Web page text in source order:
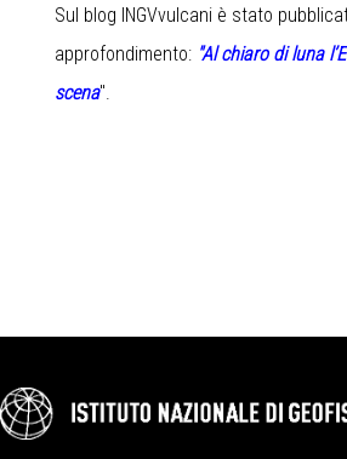
Sul blog INGVvulcani è stato
approfondimento: "Al chiaro di luna
scena".